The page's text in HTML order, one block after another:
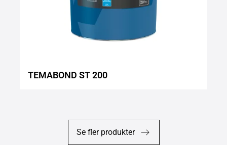
TEMABOND ST 200
Se fler produkter